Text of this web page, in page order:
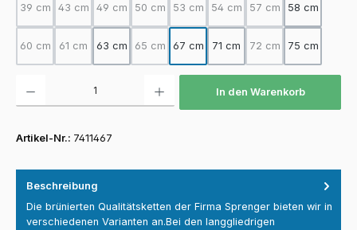
39 cm
(Diese Option ist zurzeit nicht verfügbar.)
43 cm
(Diese Option ist zurzeit nicht verfügbar.)
49 cm
(Diese Option ist zurzeit nicht verfügbar.)
50 cm
(Diese Option ist zurzeit nicht verfügbar.)
53 cm
(Diese Option ist zurzeit nicht
54 cm
(Diese Option ist zurzeit
57 cm
(Diese Option ist
58 cm
60 cm
(Diese Option ist zurzeit nicht verfügbar.)
61 cm
(Diese Option ist zurzeit nicht verfügbar.)
63 cm 65 cm
(Diese Option ist zurzeit nicht verfügbar.)
67 cm 71 cm 72 cm
(Diese Option ist
75 cm
In den Warenkorb
Artikel-Nr.: 7411467
Beschreibung
Die brünierten Qualitätsketten der Firma Sprenger bieten wir in
verschiedenen Varianten an.Bei den langgliedrigen